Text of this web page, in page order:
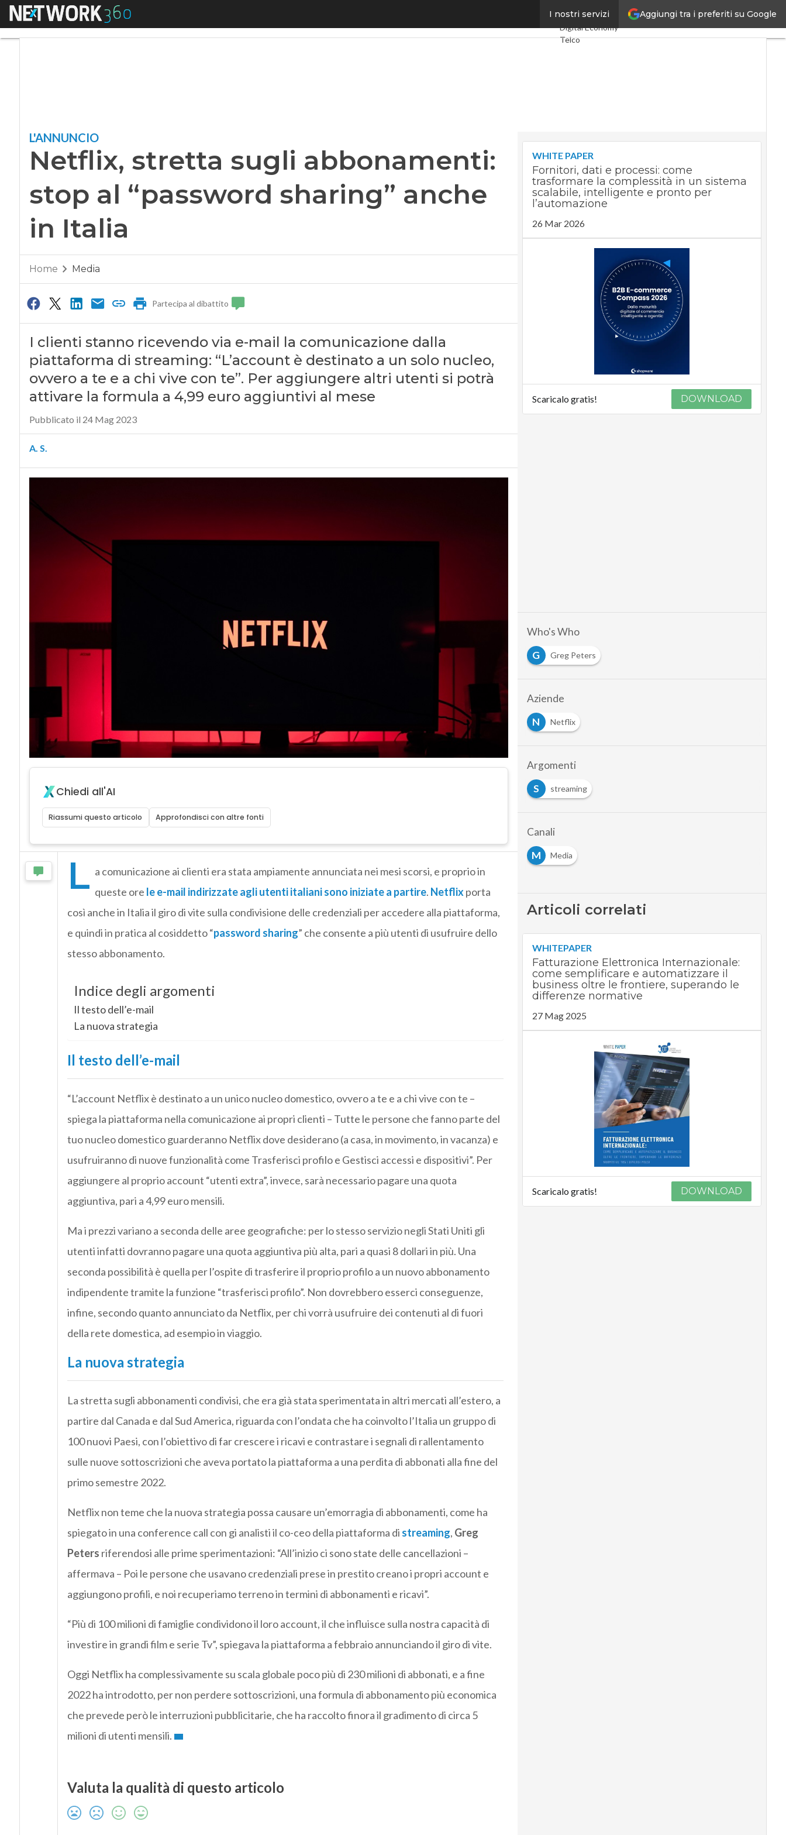
Aggiungi tra i preferiti su Google
I nostri servizi
Menu Netflix, stretta sugli abbonamenti: stop al “password sharing” anche in ItaliaUltimi articoli
Digital Economy
Telco
Podcast Privacy
L'ANNUNCIO
Netflix, stretta sugli abbonamenti:
stop al “password sharing” anche
in Italia
Home Media
Partecipa al dibattito
I clienti stanno ricevendo via e-mail la comunicazione dalla
piattaforma di streaming: “L’account è destinato a un solo nucleo,
ovvero a te e a chi vive con te”. Per aggiungere altri utenti si potrà
attivare la formula a 4,99 euro aggiuntivi al mese
Pubblicato il 24 Mag 2023
A. S.
Chiedi all'AI
Riassumi questo articolo Approfondisci con altre fonti
L a comunicazione ai clienti era stata ampiamente annunciata nei mesi scorsi, e proprio in
queste ore le e-mail indirizzate agli utenti italiani sono iniziate a partire. Netflix porta
così anche in Italia il giro di vite sulla condivisione delle credenziali per accedere alla piattaforma,
e quindi in pratica al cosiddetto “password sharing” che consente a più utenti di usufruire dello
stesso abbonamento.
Indice degli argomenti
Il testo dell’e-mail
La nuova strategia
Il testo dell’e-mail
“L’account Netflix è destinato a un unico nucleo domestico, ovvero a te e a chi vive con te –
spiega la piattaforma nella comunicazione ai propri clienti – Tutte le persone che fanno parte del
tuo nucleo domestico guarderanno Netflix dove desiderano (a casa, in movimento, in vacanza) e
usufruiranno di nuove funzionalità come Trasferisci profilo e Gestisci accessi e dispositivi”. Per
aggiungere al proprio account “utenti extra”, invece, sarà necessario pagare una quota
aggiuntiva, pari a 4,99 euro mensili.
Ma i prezzi variano a seconda delle aree geografiche: per lo stesso servizio negli Stati Uniti gli
utenti infatti dovranno pagare una quota aggiuntiva più alta, pari a quasi 8 dollari in più. Una
seconda possibilità è quella per l’ospite di trasferire il proprio profilo a un nuovo abbonamento
indipendente tramite la funzione “trasferisci profilo”. Non dovrebbero esserci conseguenze,
infine, secondo quanto annunciato da Netflix, per chi vorrà usufruire dei contenuti al di fuori
della rete domestica, ad esempio in viaggio.
La nuova strategia
La stretta sugli abbonamenti condivisi, che era già stata sperimentata in altri mercati all’estero, a
partire dal Canada e dal Sud America, riguarda con l’ondata che ha coinvolto l’Italia un gruppo di
100 nuovi Paesi, con l’obiettivo di far crescere i ricavi e contrastare i segnali di rallentamento
sulle nuove sottoscrizioni che aveva portato la piattaforma a una perdita di abbonati alla fine del
primo semestre 2022.
Netflix non teme che la nuova strategia possa causare un’emorragia di abbonamenti, come ha
spiegato in una conference call con gi analisti il co-ceo della piattaforma di streaming, Greg
Peters riferendosi alle prime sperimentazioni: “All’inizio ci sono state delle cancellazioni –
affermava – Poi le persone che usavano credenziali prese in prestito creano i propri account e
aggiungono profili, e noi recuperiamo terreno in termini di abbonamenti e ricavi”.
“Più di 100 milioni di famiglie condividono il loro account, il che influisce sulla nostra capacità di
investire in grandi film e serie Tv”, spiegava la piattaforma a febbraio annunciando il giro di vite.
Oggi Netflix ha complessivamente su scala globale poco più di 230 milioni di abbonati, e a fine
2022 ha introdotto, per non perdere sottoscrizioni, una formula di abbonamento più economica
che prevede però le interruzioni pubblicitarie, che ha raccolto finora il gradimento di circa 5
milioni di utenti mensili.
Valuta la qualità di questo articolo
WHITE PAPER
Fornitori, dati e processi: come
trasformare la complessità in un sistema
scalabile, intelligente e pronto per
l’automazione
26 Mar 2026
Scaricalo gratis! DOWNLOAD
Who's Who
G
Greg Peters
Aziende
N
Netflix
Argomenti
S
streaming
Canali
M
Media
Articoli correlati
WHITEPAPER
Fatturazione Elettronica Internazionale:
come semplificare e automatizzare il
business oltre le frontiere, superando le
differenze normative
27 Mag 2025
Scaricalo gratis! DOWNLOAD